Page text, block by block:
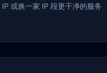
或换一家 IP 段更干净的服务